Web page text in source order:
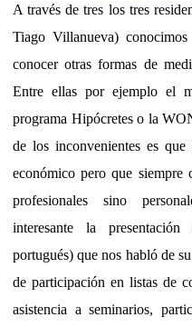
A través de tres los tres
Tiago Villanueva)
conocer otras formas de
Entre ellas por ejemplo el
programa Hipócretes o la
de los inconvenientes es
económico pero que siempre
profesionales sino
interesante la
portugués) que nos habló de
de participación en listas de
asistencia a seminarios,